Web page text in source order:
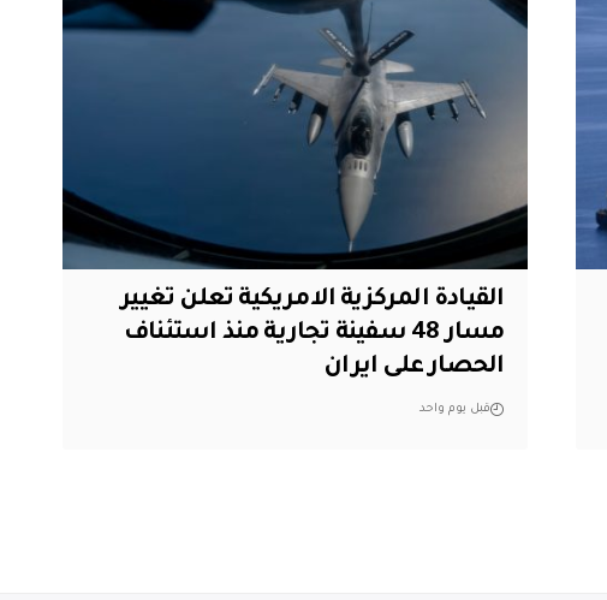
القيادة المركزية الامريكية تعلن تغيير
مسار 48 سفينة تجارية منذ استئناف
الحصار على ايران
قبل يوم واحد